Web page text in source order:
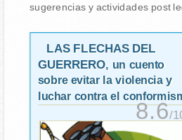
sugerencias y actividades post
LAS FLECHAS DEL
GUERRERO, un cuento
sobre evitar la violencia y
luchar contra el
8.6/